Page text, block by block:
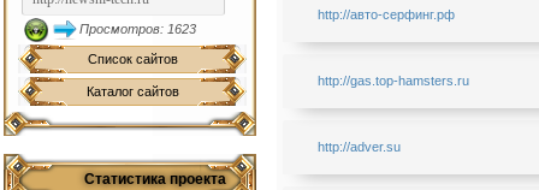
Просмотров: 1623
Список сайтов
Каталог сайтов
Статистика проекта
http://авто-серфинг.рф
http://gas.top-hamsters.ru
http://adver.su